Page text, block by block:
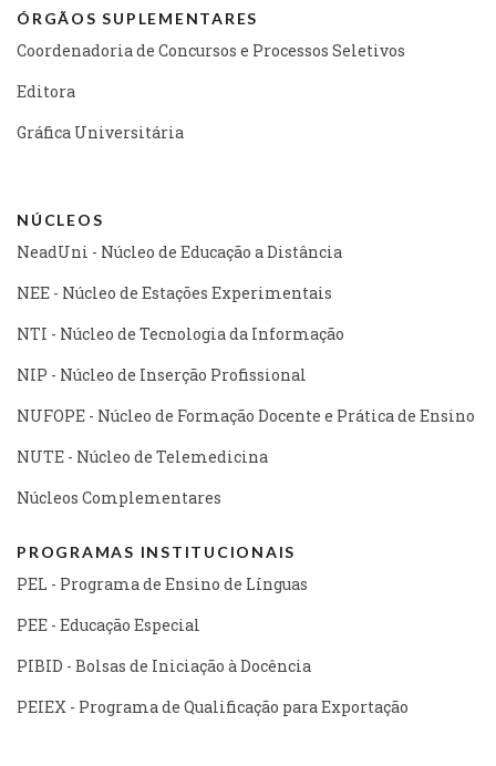
ÓRGÃOS SUPLEMENTARES
Coordenadoria de Concursos e Processos Seletivos
Editora
Gráfica Universitária
NÚCLEOS
NeadUni - Núcleo de Educação a Distância
NEE - Núcleo de Estações Experimentais
NTI - Núcleo de Tecnologia da Informação
NIP - Núcleo de Inserção Profissional
NUFOPE - Núcleo de Formação Docente e Prática de Ensino
NUTE - Núcleo de Telemedicina
Núcleos Complementares
PROGRAMAS INSTITUCIONAIS
PEL - Programa de Ensino de Línguas
PEE - Educação Especial
PIBID - Bolsas de Iniciação à Docência
PEIEX - Programa de Qualificação para Exportação